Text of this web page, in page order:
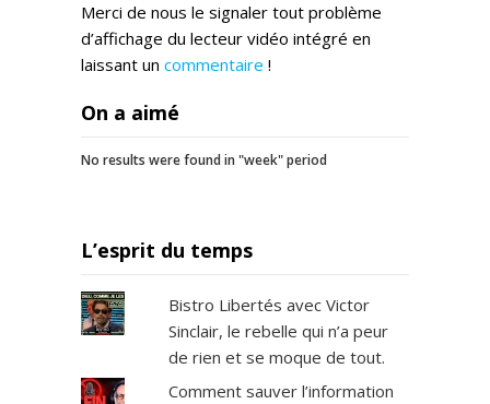
Merci de nous le signaler tout problème
d’affichage du lecteur vidéo intégré en
laissant un commentaire !
On a aimé
No results were found in "week" period
L’esprit du temps
Bistro Libertés avec Victor
Sinclair, le rebelle qui n’a peur
de rien et se moque de tout.
Comment sauver l’information